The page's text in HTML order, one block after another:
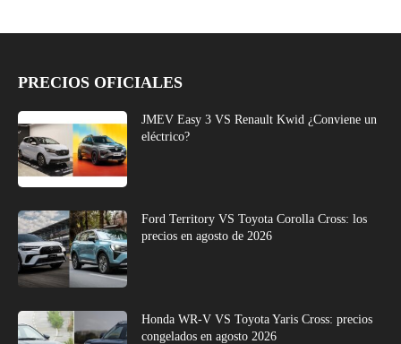
PRECIOS OFICIALES
JMEV Easy 3 VS Renault Kwid ¿Conviene un
eléctrico?
Ford Territory VS Toyota Corolla Cross: los
precios en agosto de 2026
Honda WR-V VS Toyota Yaris Cross: precios
congelados en agosto 2026